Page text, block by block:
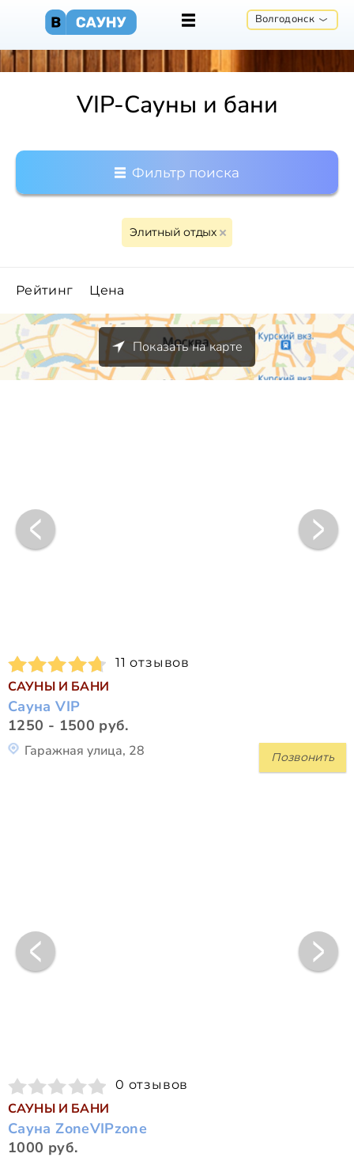
Волгодонск
VIP-Сауны и бани
Фильтр поиска
Элитный отдых
Рейтинг Цена
Показать на карте
11 отзывов
САУНЫ И БАНИ
Сауна VIP
1250 - 1500 руб.
Позвонить
Гаражная улица, 28
0 отзывов
САУНЫ И БАНИ
Сауна ZoneVIPzone
1000 руб.